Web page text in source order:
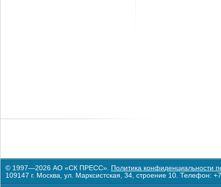
© 1997—2026 АО «СК ПРЕСС». Политика конфиденциальности
109147 г. Москва, ул. Марксистская, 34, строение 10. Телефон: